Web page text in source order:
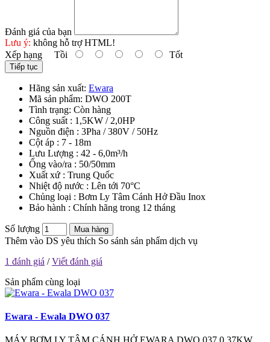
Đánh giá của bạn
Lưu ý: không hỗ trợ HTML!
Xếp hạng Tồi Tốt
Tiếp tục
Hãng sản xuất: Ewara
Mã sản phẩm: DWO 200T
Tình trạng: Còn hàng
Công suất : 1,5KW / 2,0HP
Nguồn điện : 3Pha / 380V / 50Hz
Cột áp : 7 - 18m
Lưu Lượng : 42 - 6,0m³/h
Ống vào/ra : 50/50mm
Xuất xứ : Trung Quốc
Nhiệt độ nước : Lên tới 70°C
Chủng loại : Bơm Ly Tâm Cánh Hở Đầu Inox
Bảo hành : Chính hãng trong 12 tháng
Số lượng Mua hàng
Thêm vào DS yêu thích So sánh sản phẩm dịch vụ
1 đánh giá /Viết đánh giá
Sản phẩm cùng loại
Ewara - Ewala DWO 037